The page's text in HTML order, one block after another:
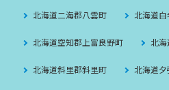
北海道二海郡八雲町 北海道
北海道空知郡上富良野町 北
北海道斜里郡斜里町 北海道